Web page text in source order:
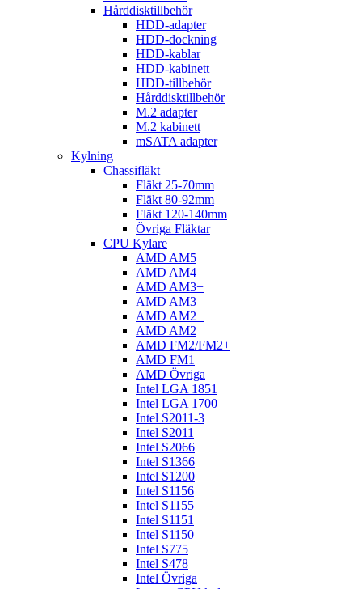
Hårddisktillbehör
HDD-adapter
HDD-dockning
HDD-kablar
HDD-kabinett
HDD-tillbehör
Hårddisktillbehör
M.2 adapter
M.2 kabinett
mSATA adapter
Kylning
Chassifläkt
Fläkt 25-70mm
Fläkt 80-92mm
Fläkt 120-140mm
Övriga Fläktar
CPU Kylare
AMD AM5
AMD AM4
AMD AM3+
AMD AM3
AMD AM2+
AMD AM2
AMD FM2/FM2+
AMD FM1
AMD Övriga
Intel LGA 1851
Intel LGA 1700
Intel S2011-3
Intel S2011
Intel S2066
Intel S1366
Intel S1200
Intel S1156
Intel S1155
Intel S1151
Intel S1150
Intel S775
Intel S478
Intel Övriga